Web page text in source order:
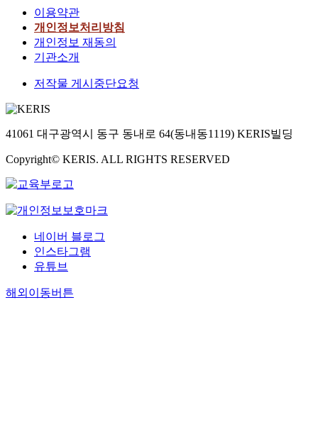
이용약관
개인정보처리방침
개인정보 재동의
기관소개
저작물 게시중단요청
41061 대구광역시 동구 동내로 64(동내동1119) KERIS빌딩
Copyright© KERIS. ALL RIGHTS RESERVED
네이버 블로그
인스타그램
유튜브
해외이동버튼